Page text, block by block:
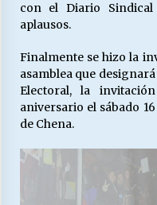
con el Diario
aplausos.
Finalmente se hizo la
asamblea que
Electoral, la
aniversario el sábado
de Chena.